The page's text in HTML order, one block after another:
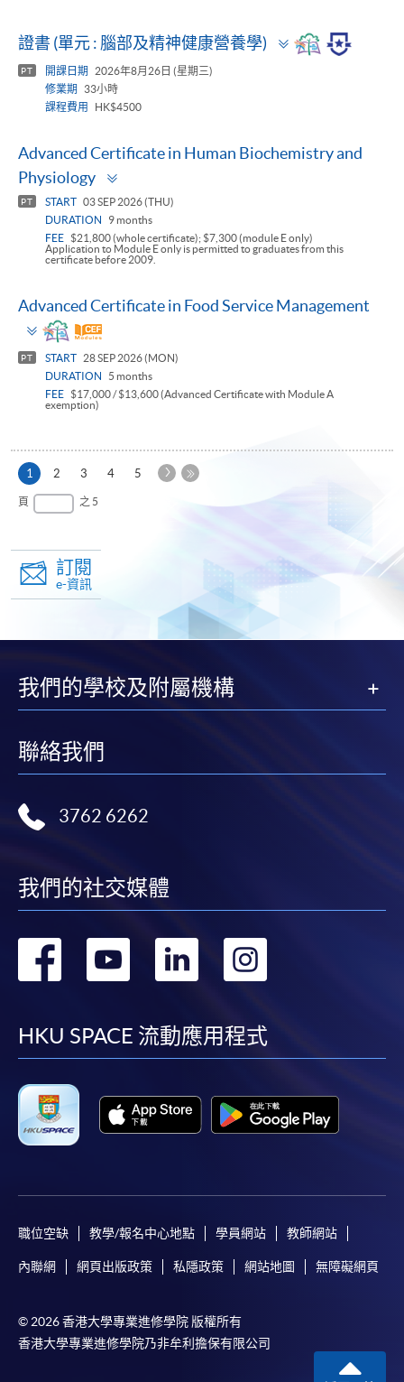
證書 (單元 : 腦部及精神健康營養學)
Toggle
panel
PT 開課日期
2026年8月26日 (星期三)
修業期
33小時
課程費用
HK$4500
Advanced Certificate in Human Biochemistry and
Physiology
PT START 03 SEP 2026 (THU)
DURATION
9 months
FEE $21,800 (whole certificate); $7,300 (module E only)
Application to Module E only is permitted to graduates from this
certificate before 2009.
Advanced Certificate in Food Service Management
Toggle
panel
PT START
28 SEP 2026 (MON)
DURATION
5 months
FEE $17,000 / $13,600 (Advanced Certificate with Module A
exemption)
1 本
頁
2 3 4 5
下
頁 之 5
訂閱
e-資訊
我們的學校及附屬機構
聯絡我們
3762 6262
我們的社交媒體
轉
facebook
轉
youtube
轉
linkedin
轉
HKU SPACE 流動應用程式
職位空缺 教學/報名中心地點 學員網站 教師網站
內聯網 網頁出版政策 私隱政策 網站地圖 無障礙網頁
© 2026 香港大學專業進修學院 版權所有
香港大學專業進修學院乃非牟利擔保有限公司